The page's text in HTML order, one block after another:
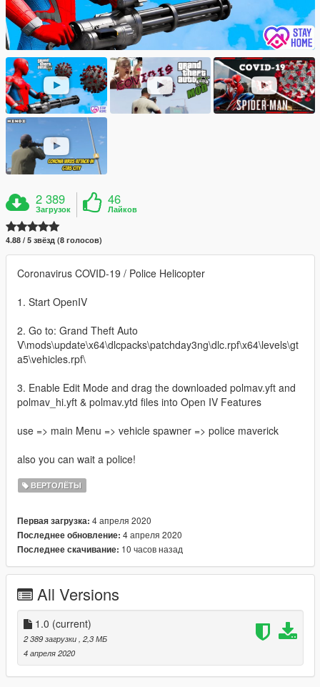
2 389
Загрузок
46
Лайков
4.88 / 5 звёзд (8 голосов)
Coronavirus COVID-19 / Police Helicopter
1. Start OpenIV
2. Go to: Grand Theft Auto
V\mods\update\x64\dlcpacks\patchday3ng\dlc.rpf\x64\levels\gt
a5\vehicles.rpf\
3. Enable Edit Mode and drag the downloaded polmav.yft and
polmav_hi.yft & polmav.ytd files into Open IV Features
use => main Menu => vehicle spawner => police maverick
also you can wait a police!
ВЕРТОЛЁТЫ
Первая загрузка: 4 апреля 2020
Последнее обновление: 4 апреля 2020
Последнее скачивание: 10 часов назад
All Versions
1.0 (current)
2 389 загрузки , 2,3 МБ
4 апреля 2020